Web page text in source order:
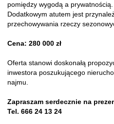
pomiędzy wygodą a prywatnością.
Dodatkowym atutem jest
przechowywania rzeczy
Cena: 280 000 zł
Oferta stanowi doskonałą
inwestora poszukującego
najmu.
Zapraszam serdecznie na
Tel. 666 24 13 24